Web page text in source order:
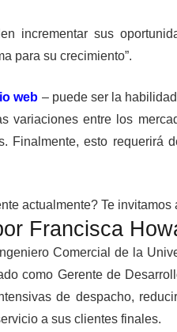
incrementar sus
para su crecimiento”.
web – puede ser la
variaciones entre los
Finalmente, esto requerirá
actualmente? Te invitamos
Francisca
Comercial de la
como Gerente de
de despacho,
a sus clientes finales.